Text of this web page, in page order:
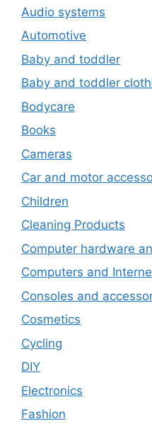
Audio systems
Automotive
Baby and toddler
Baby and toddler
Bodycare
Books
Cameras
Car and motor
Children
Cleaning Products
Computer hardware
Computers and
Consoles and
Cosmetics
Cycling
DIY
Electronics
Fashion